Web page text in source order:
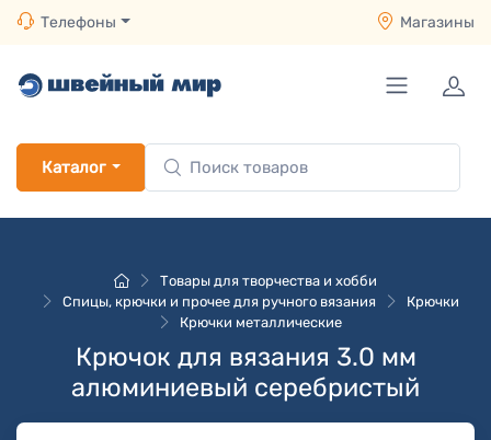
Телефоны Магазины
Каталог
Товары для творчества и хобби
Спицы, крючки и прочее для ручного вязания
Крючки
Крючки металлические
Крючок для вязания 3.0 мм
алюминиевый серебристый